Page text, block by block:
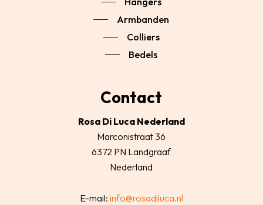
Armbanden
Colliers
Bedels
Contact
Rosa Di Luca Nederland
Marconistraat 36
6372 PN Landgraaf
Nederland
E-mail: info@rosadiluca.nl